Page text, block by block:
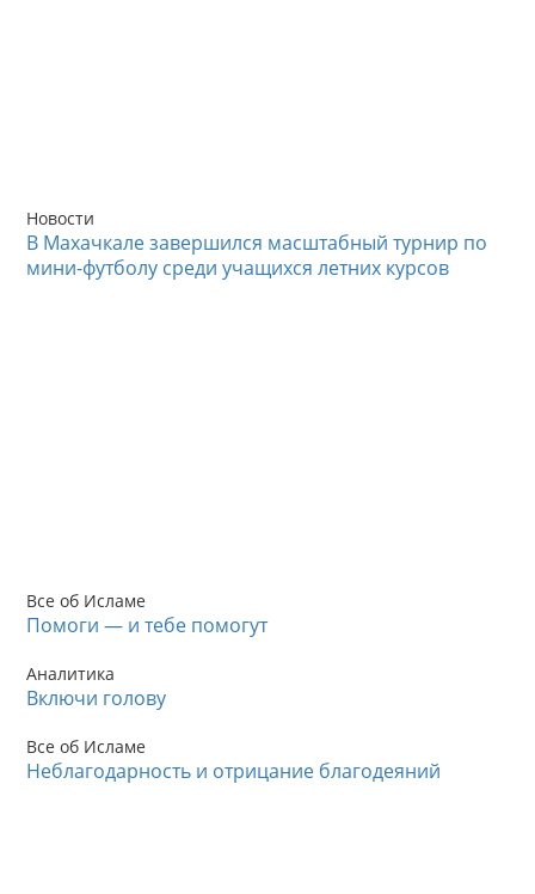
Новости
В Махачкале завершился масштабный турнир по
мини-футболу среди учащихся летних курсов
Все об Исламе
Помоги — и тебе помогут
Аналитика
Включи голову
Все об Исламе
Неблагодарность и отрицание благодеяний